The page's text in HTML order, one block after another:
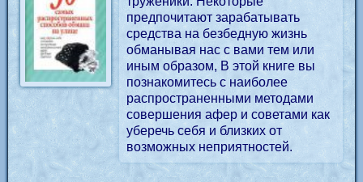
предпочитают зарабатывать
средства на безбедную жизнь
обманывая нас с вами тем или
иным образом, В этой книге вы
познакомитесь с наиболее
распространенными методами
совершения афер и советами как
уберечь себя и близких от
возможных неприятностей.